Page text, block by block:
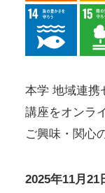
本学 地域連携
講座をオンラ
ご興味・関心
2025年11月21